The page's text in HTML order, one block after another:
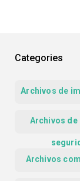
Categories
Archivos de
Archivos de
Archivos